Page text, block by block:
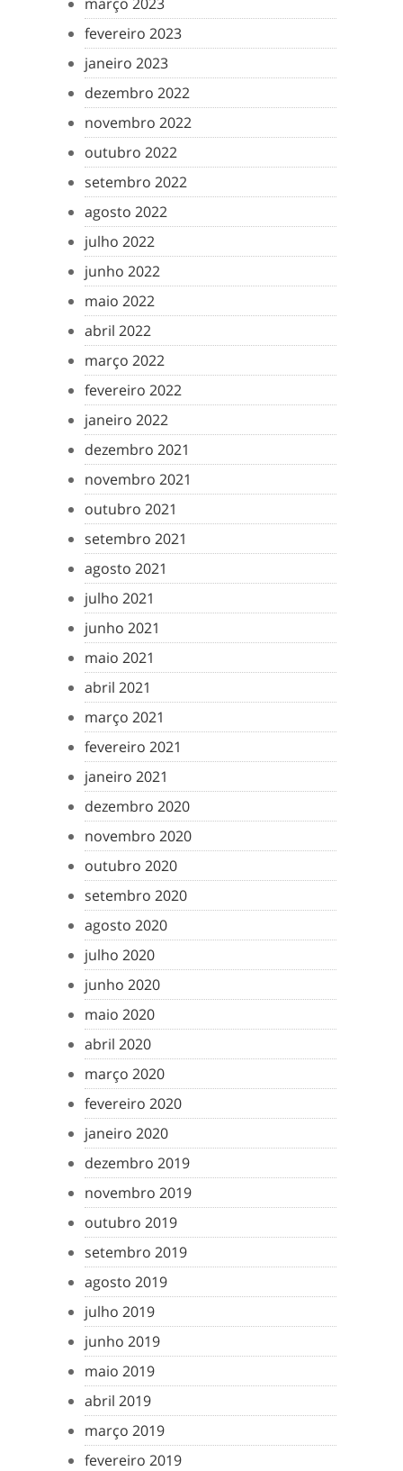
fevereiro 2023
janeiro 2023
dezembro 2022
novembro 2022
outubro 2022
setembro 2022
agosto 2022
julho 2022
junho 2022
maio 2022
abril 2022
março 2022
fevereiro 2022
janeiro 2022
dezembro 2021
novembro 2021
outubro 2021
setembro 2021
agosto 2021
julho 2021
junho 2021
maio 2021
abril 2021
março 2021
fevereiro 2021
janeiro 2021
dezembro 2020
novembro 2020
outubro 2020
setembro 2020
agosto 2020
julho 2020
junho 2020
maio 2020
abril 2020
março 2020
fevereiro 2020
janeiro 2020
dezembro 2019
novembro 2019
outubro 2019
setembro 2019
agosto 2019
julho 2019
junho 2019
maio 2019
abril 2019
março 2019
fevereiro 2019